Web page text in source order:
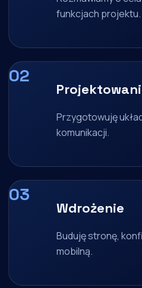
funkcjach projektu.
Przygotowuję
komunikacji.
Wdrożenie
Buduję stronę,
mobilną.